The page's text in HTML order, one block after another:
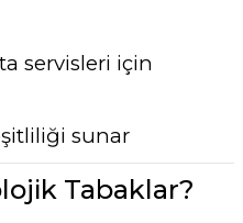
servisleri için
sunar
Tabaklar?